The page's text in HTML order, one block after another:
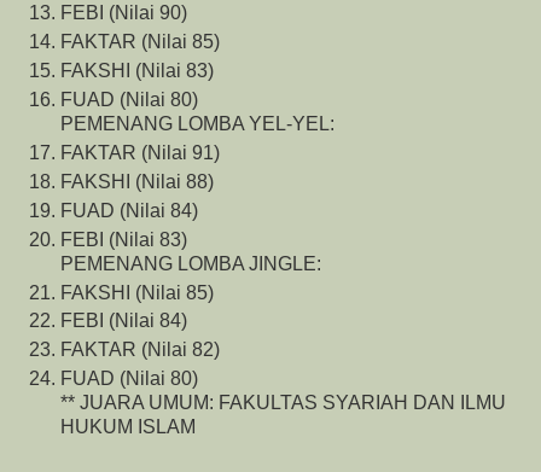
FEBI (Nilai 90)
FAKTAR (Nilai 85)
FAKSHI (Nilai 83)
FUAD (Nilai 80)
PEMENANG LOMBA YEL-YEL:
FAKTAR (Nilai 91)
FAKSHI (Nilai 88)
FUAD (Nilai 84)
FEBI (Nilai 83)
PEMENANG LOMBA JINGLE:
FAKSHI (Nilai 85)
FEBI (Nilai 84)
FAKTAR (Nilai 82)
FUAD (Nilai 80)
** JUARA UMUM: FAKULTAS SYARIAH DAN ILMU
HUKUM ISLAM